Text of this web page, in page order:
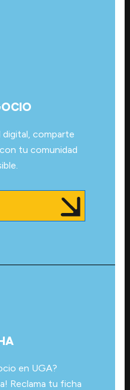
digital, comparte
tu comunidad
en UGA?
Reclama tu ficha